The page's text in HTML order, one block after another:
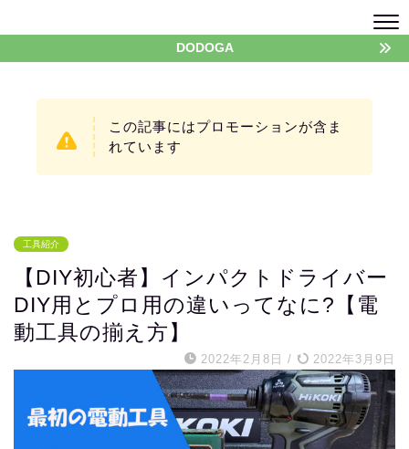
DODOGA
この記事にはプロモーションが含ま
れています
工具紹介
【DIY初心者】インパクトドライバー
DIY用とプロ用の違いってなに?【電
動工具の揃え方】
2022年2月8日 / 2022年3月9日